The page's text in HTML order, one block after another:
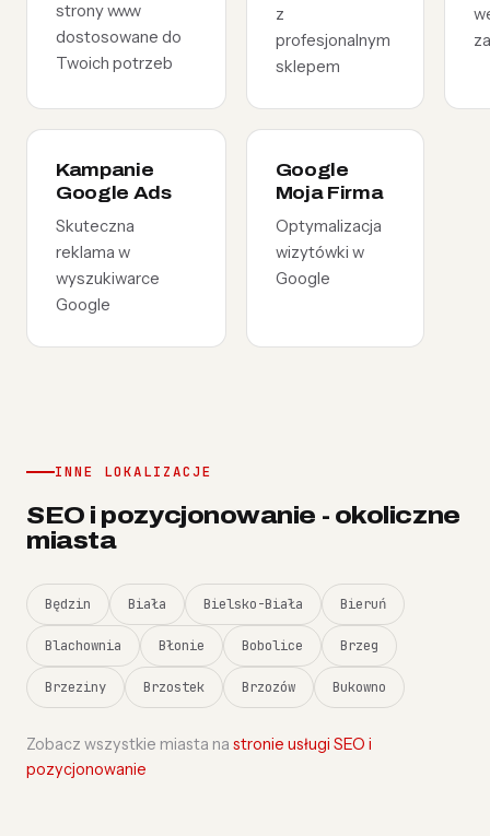
strony www
dostosowane do
Twoich potrzeb
z
profesjonalnym
sklepem
Kampanie
Google Ads
Skuteczna
reklama w
wyszukiwarce
Google
Google
Moja Firma
Optymalizacja
wizytówki w
Google
INNE LOKALIZACJE
SEO i pozycjonowanie - okoliczne
miasta
Będzin Biała Bielsko-Biała Bieruń
Blachownia Błonie Bobolice Brzeg
Brzeziny Brzostek Brzozów Bukowno
Zobacz wszystkie miasta na stronie usługi SEO i
pozycjonowanie